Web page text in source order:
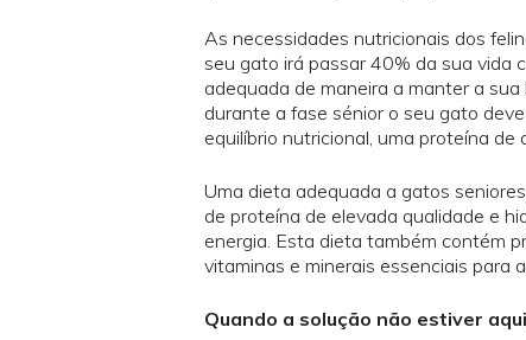
As necessidades nutricionais dos
seu gato irá passar 40% da sua vida
adequada de maneira a manter a
durante a fase sénior o seu gato
equilíbrio nutricional, uma proteína de
Uma dieta adequada a gatos
de proteína de elevada qualidade e
energia. Esta dieta também contém
vitaminas e minerais essenciais para
Quando a solução não estiver